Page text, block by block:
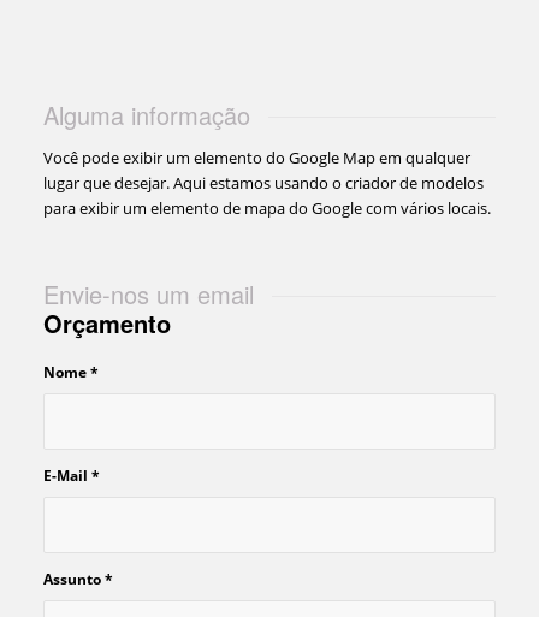
Alguma informação
Você pode exibir um elemento do Google Map em qualquer
lugar que desejar. Aqui estamos usando o criador de modelos
para exibir um elemento de mapa do Google com vários locais.
Envie-nos um email
Orçamento
Nome*
E-Mail *
Assunto*